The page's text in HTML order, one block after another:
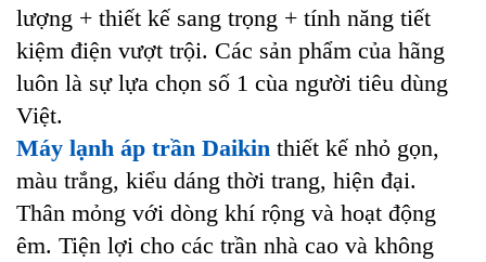
lượng + thiết kế sang trọng + tính năng tiết
kiệm điện vượt trội. Các sản phẩm của hãng
luôn là sự lựa chọn số 1 cùa người tiêu dùng
Việt.
Máy lạnh áp trần Daikin thiết kế nhỏ gọn,
màu trắng, kiểu dáng thời trang, hiện đại.
Thân mỏng với dòng khí rộng và hoạt động
êm. Tiện lợi cho các trần nhà cao và không